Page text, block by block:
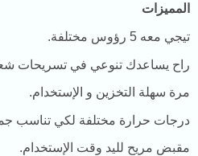
المميزات
تيجي معه 5 رؤوس مختلفة.
راح يساعدك تنوعي في تسريحات
مرة سهلة التخزين و الإستخدام.
درجات حرارة مختلفة لكي تناسب
مقبض مريح لليد وقت الإستخدام.